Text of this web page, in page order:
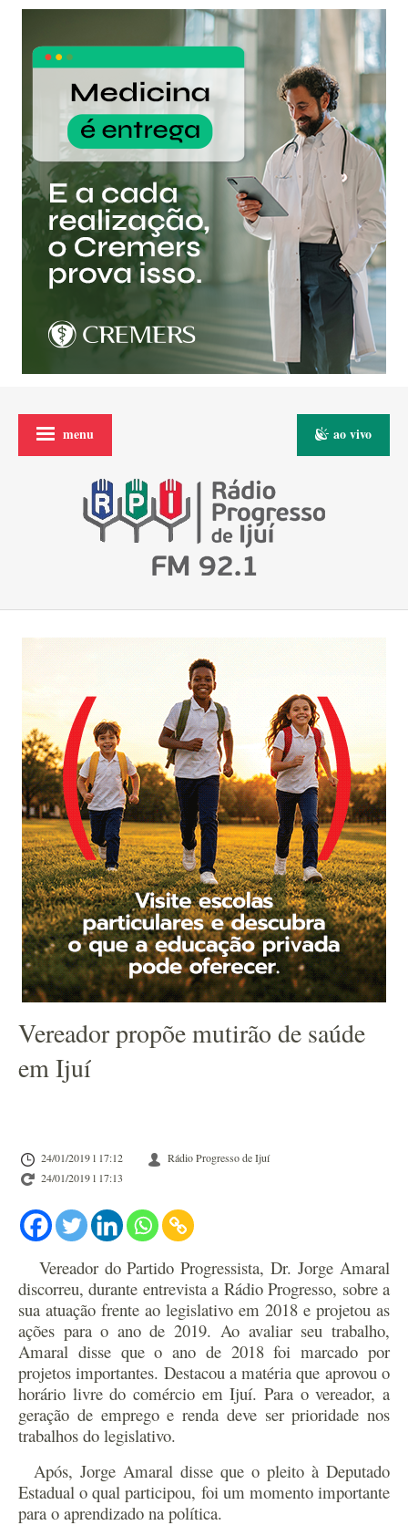
menu ao vivo
Vereador propõe mutirão de saúde
em Ijuí
24/01/2019 l 17:12
Rádio Progresso de Ijuí
24/01/2019 l 17:13
Vereador do Partido Progressista, Dr. Jorge Amaral
discorreu, durante entrevista a Rádio Progresso, sobre a
sua atuação frente ao legislativo em 2018 e projetou as
ações para o ano de 2019.Ao avaliar seu trabalho,
Amaral disse que o ano de 2018 foi marcado por
projetos importantes. Destacou a matéria que aprovou o
horário livre do comércio em Ijuí. Para o vereador, a
geração de emprego e renda deve ser prioridade nos
trabalhos do legislativo.
Após, Jorge Amaral disse que o pleito à Deputado
Estadual o qual participou, foi um momento importante
para o aprendizado na política.